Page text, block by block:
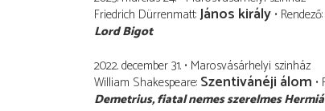
Friedrich Dürrenmatt János király Rendező
Lord Bigot
2022. december 31. Marosvásárhelyi szinház
William Shakespeare Szentivánéji álom
Demetrius fiatal nemes szerelmes